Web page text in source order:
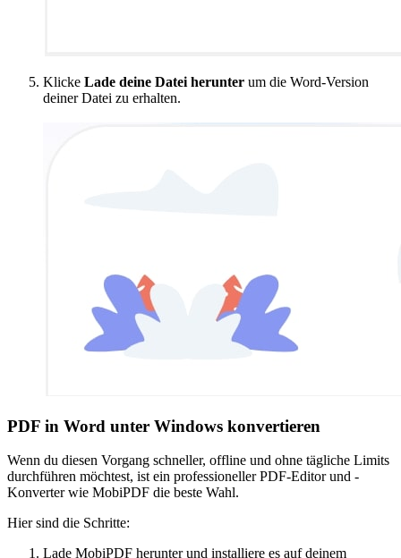
Klicke Lade deine Datei herunter um die Word-Version
deiner Datei zu erhalten.
PDF in Word unter Windows konvertieren
Wenn du diesen Vorgang schneller, offline und ohne tägliche Limits
durchführen möchtest, ist ein professioneller PDF-Editor und -
Konverter wie MobiPDF die beste Wahl.
Hier sind die Schritte:
Lade MobiPDF herunter und installiere es auf deinem